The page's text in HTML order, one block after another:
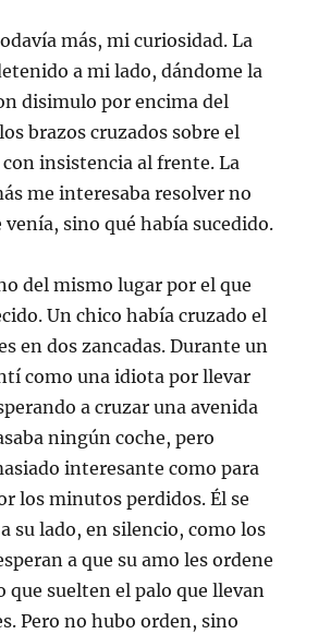
más, mi curiosidad. La
a mi lado, dándome la
disimulo por encima del
brazos cruzados sobre el
insistencia al frente. La
me interesaba resolver no
venía, sino qué había sucedido.
del mismo lugar por el que
Un chico había cruzado el
en dos zancadas. Durante un
como una idiota por llevar
a cruzar una avenida
ningún coche, pero
interesante como para
los minutos perdidos. Él se
su lado, en silencio, como los
a que su amo les ordene
que suelten el palo que llevan
Pero no hubo orden, sino